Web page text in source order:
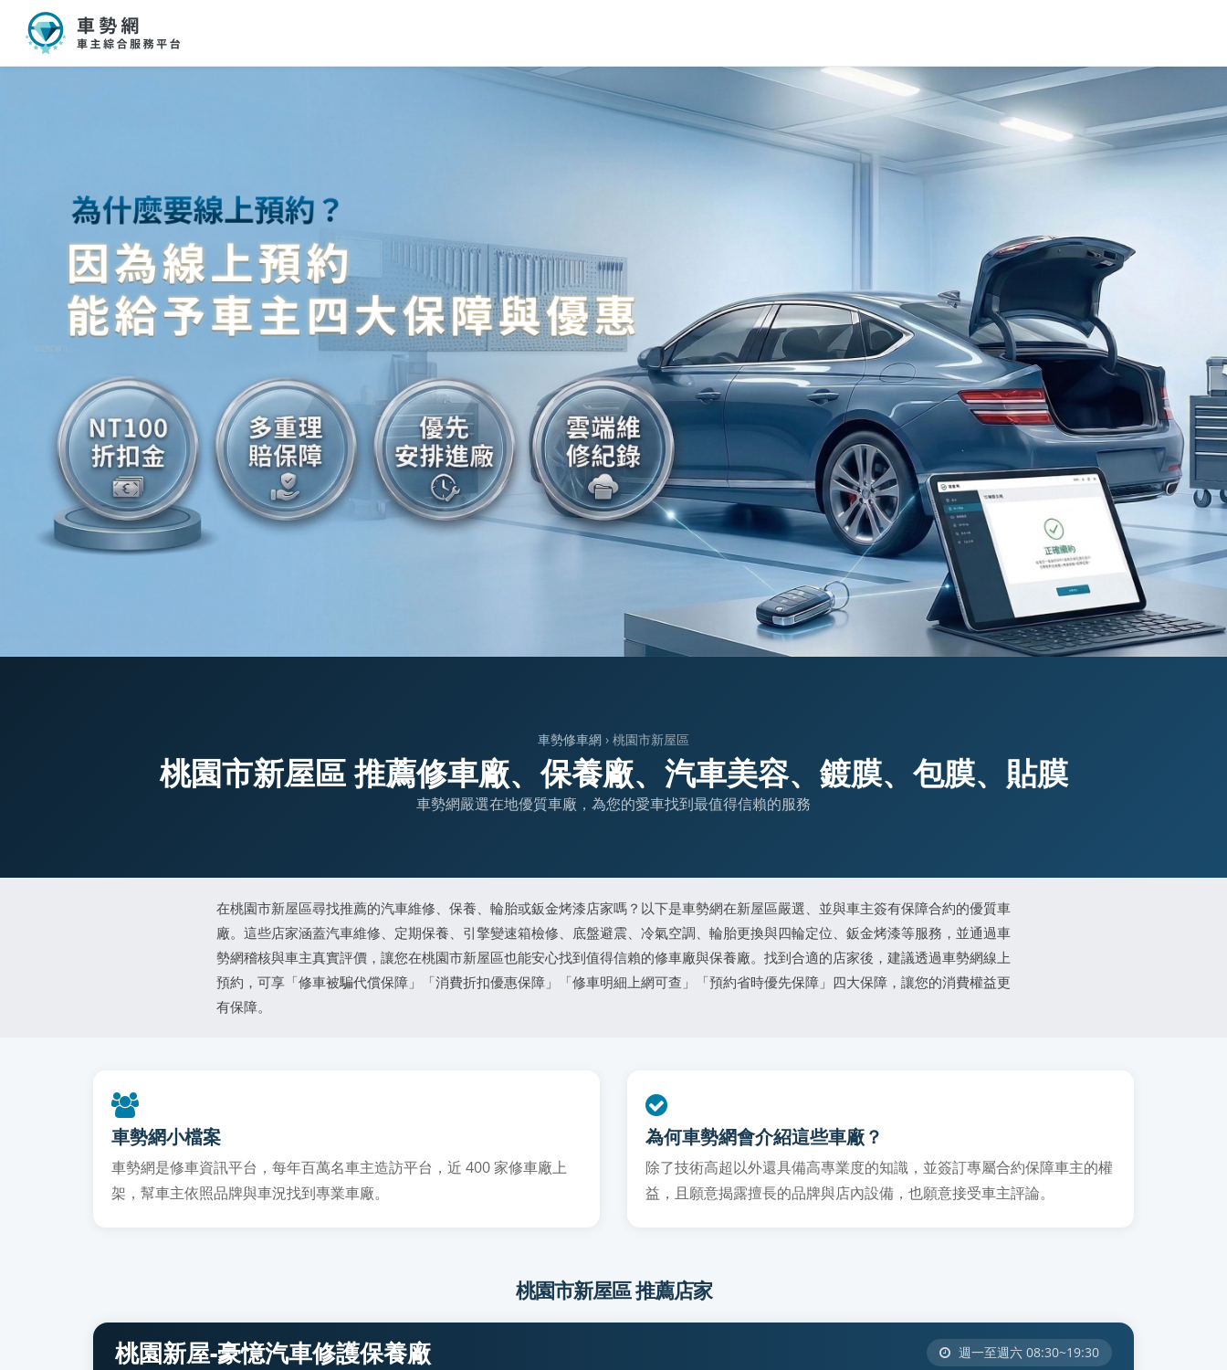
車勢修車網 › 桃園市新屋區
桃園市新屋區 推薦修車廠、保養廠、汽車美容、鍍膜、包膜、貼膜
車勢網嚴選在地優質車廠，為您的愛車找到最值得信賴的服務
在桃園市新屋區尋找推薦的汽車維修、保養、輪胎或鈑金烤漆店家嗎？以下是車勢網在新屋區嚴選、並與車主簽有保障合約的優質車
廠。這些店家涵蓋汽車維修、定期保養、引擎變速箱檢修、底盤避震、冷氣空調、輪胎更換與四輪定位、鈑金烤漆等服務，並通過車
勢網稽核與車主真實評價，讓您在桃園市新屋區也能安心找到值得信賴的修車廠與保養廠。找到合適的店家後，建議透過車勢網線上
預約，可享「修車被騙代償保障」「消費折扣優惠保障」「修車明細上網可查」「預約省時優先保障」四大保障，讓您的消費權益更
有保障。
車勢網小檔案
車勢網是修車資訊平台，每年百萬名車主造訪平台，近 400 家修車廠上
架，幫車主依照品牌與車況找到專業車廠。
為何車勢網會介紹這些車廠？
除了技術高超以外還具備高專業度的知識，並簽訂專屬合約保障車主的權
益，且願意揭露擅長的品牌與店內設備，也願意接受車主評論。
桃園市新屋區 推薦店家
桃園新屋-豪憶汽車修護保養廠 週一至週六 08:30~19:30